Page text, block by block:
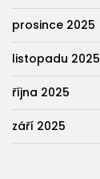
prosince 2025
listopadu 2025
října 2025
září 2025